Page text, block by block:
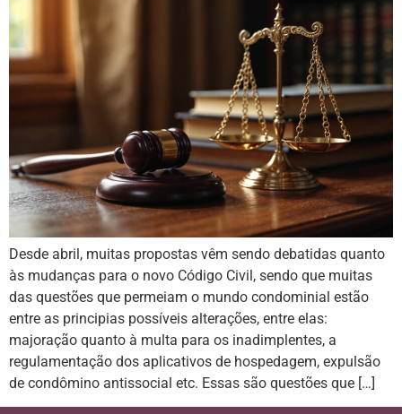
Desde abril, muitas propostas vêm sendo debatidas quanto
às mudanças para o novo Código Civil, sendo que muitas
das questões que permeiam o mundo condominial estão
entre as principias possíveis alterações, entre elas:
majoração quanto à multa para os inadimplentes, a
regulamentação dos aplicativos de hospedagem, expulsão
de condômino antissocial etc. Essas são questões que […]